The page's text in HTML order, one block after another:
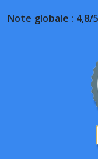
Note globale : 4,8/5